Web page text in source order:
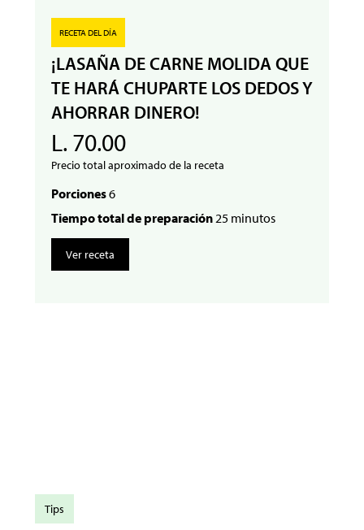
RECETA DEL DÍA
¡LASAÑA DE CARNE MOLIDA QUE
TE HARÁ CHUPARTE LOS DEDOS Y
AHORRAR DINERO!
L. 70.00
Precio total aproximado de la receta
Porciones6
Tiempo total de preparación25 minutos
Ver receta
Tips